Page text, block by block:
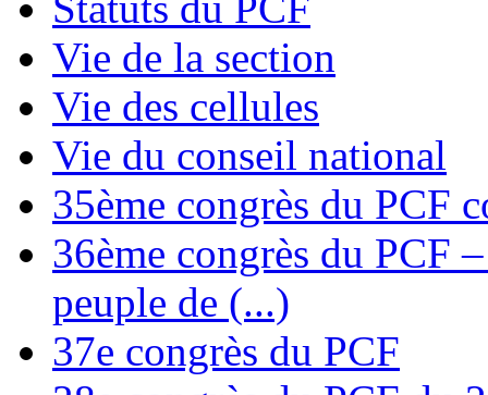
Vie de la section
Vie des cellules
Vie du conseil national
35ème congrès du PCF
36ème congrès du PCF
peuple de (...)
37e congrès du PCF